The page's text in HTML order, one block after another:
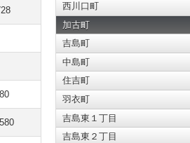
西川口町
加古町
吉島町
中島町
住吉町
羽衣町
吉島東１丁目
吉島東２丁目